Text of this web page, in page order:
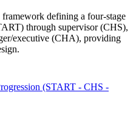
defining a four-stage
through supervisor (CHS),
executive (CHA), providing
(START - CHS -